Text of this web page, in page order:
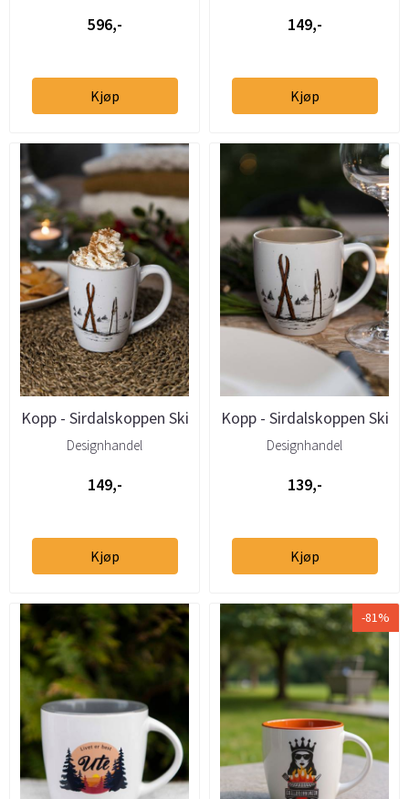
596,-
Kjøp
149,-
Kjøp
Kopp - Sirdalskoppen Ski
& Stav Kakao/Te 35cl
Designhandel
149,-
Kjøp
Kopp - Sirdalskoppen Ski
& Stav 20cl
Designhandel
139,-
Kjøp
-81%